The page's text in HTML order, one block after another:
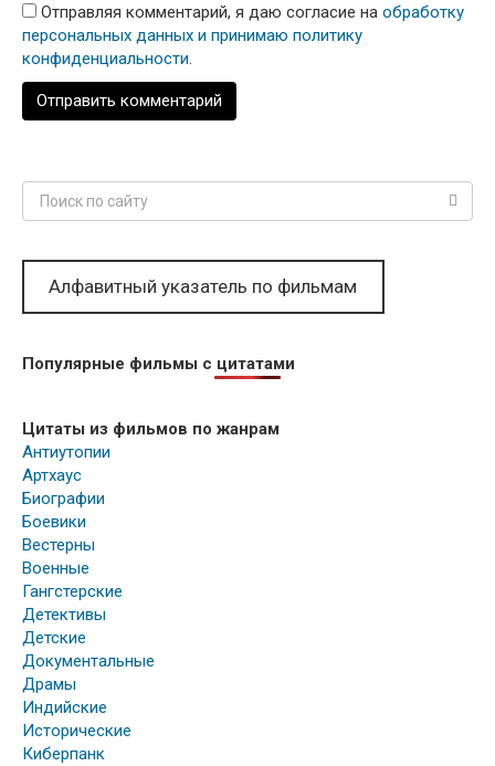
Отправляя комментарий, я даю согласие на обработку
персональных данных и принимаю политику
конфиденциальности.
Поиск:
Алфавитный указатель по фильмам
Популярные фильмы с цитатами
Цитаты из фильмов по жанрам
Антиутопии
Артхаус
Биографии
Боевики
Вестерны
Военные
Гангстерские
Детективы
Детские
Документальные
Драмы
Индийские
Исторические
Киберпанк